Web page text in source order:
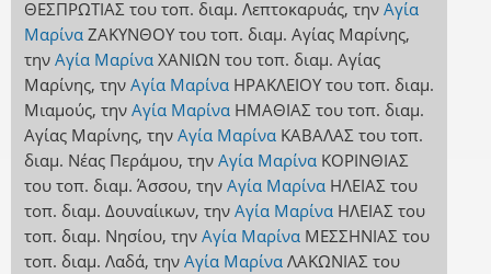
ΘΕΣΠΡΩΤΙΑΣ του τοπ. διαμ. Λεπτοκαρυάς, την Αγία
Μαρίνα ΖΑΚΥΝΘΟΥ του τοπ. διαμ. Αγίας Μαρίνης,
την Αγία Μαρίνα ΧΑΝΙΩΝ του τοπ. διαμ. Αγίας
Μαρίνης, την Αγία Μαρίνα ΗΡΑΚΛΕΙΟΥ του τοπ. διαμ.
Μιαμούς, την Αγία Μαρίνα ΗΜΑΘΙΑΣ του τοπ. διαμ.
Αγίας Μαρίνης, την Αγία Μαρίνα ΚΑΒΑΛΑΣ του τοπ.
διαμ. Νέας Περάμου, την Αγία Μαρίνα ΚΟΡΙΝΘΙΑΣ
του τοπ. διαμ. Άσσου, την Αγία Μαρίνα ΗΛΕΙΑΣ του
τοπ. διαμ. Δουναίικων, την Αγία Μαρίνα ΗΛΕΙΑΣ του
τοπ. διαμ. Νησίου, την Αγία Μαρίνα ΜΕΣΣΗΝΙΑΣ του
τοπ. διαμ. Λαδά, την Αγία Μαρίνα ΛΑΚΩΝΙΑΣ του